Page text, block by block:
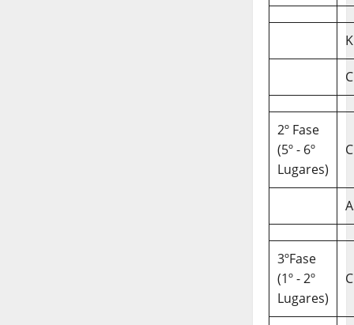
2º Fase
(5º - 6º
Lugares)
3ºFase
(1º - 2º
Lugares)